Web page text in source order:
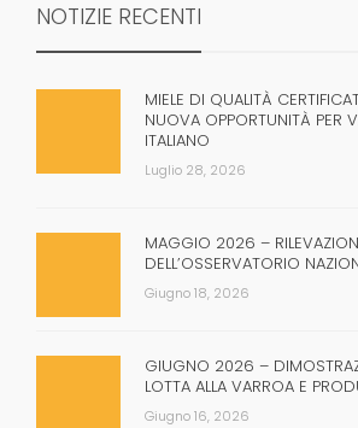
NOTIZIE RECENTI
MIELE DI QUALITÀ
NUOVA OPPORTUNITÀ PER
ITALIANO
Luglio 28, 2026
MAGGIO 2026 –
DELL’OSSERVATORIO
Giugno 18, 2026
GIUGNO 2026 –
LOTTA ALLA VARROA E
Giugno 16, 2026